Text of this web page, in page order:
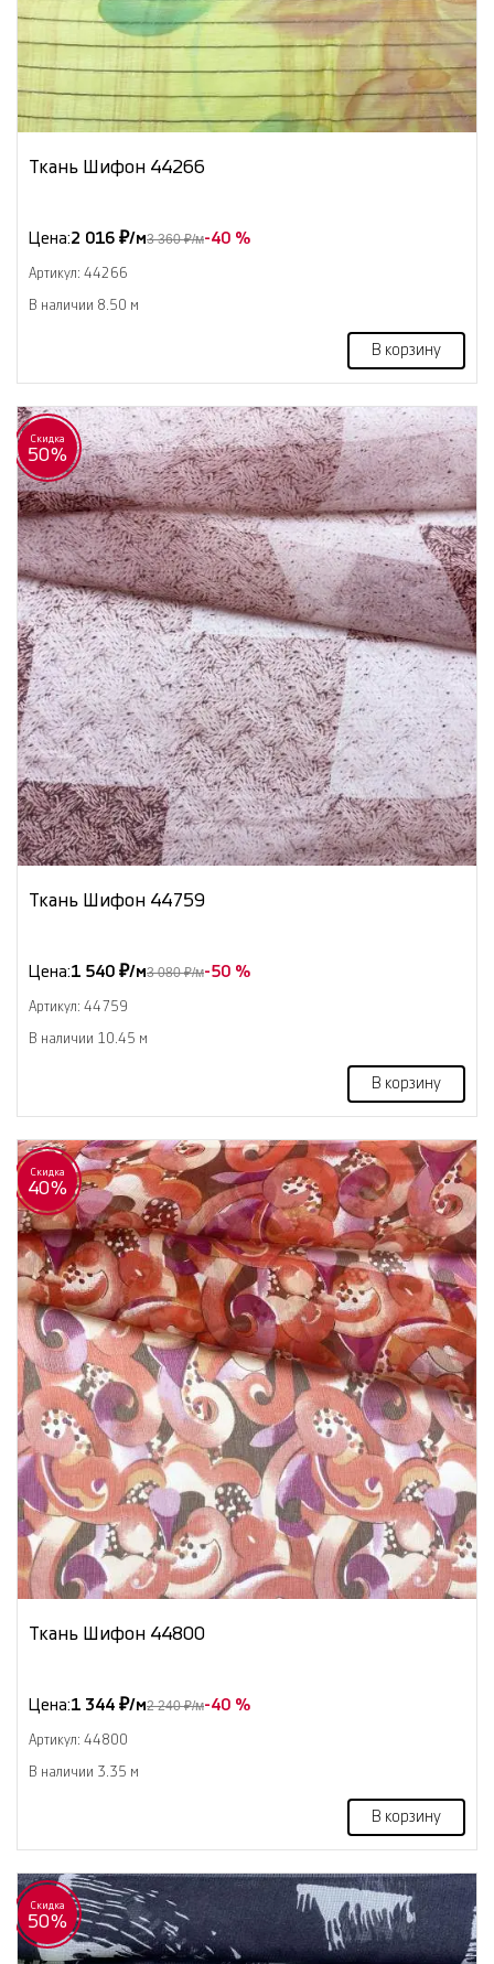
Ткань Шифон 44266
Цена:2 016 ₽/м3 360 ₽/м-40 %
Артикул: 44266
В наличии 8.50 м
В корзину
Скидка
50%
Ткань Шифон 44759
Цена:1 540 ₽/м3 080 ₽/м-50 %
Артикул: 44759
В наличии 10.45 м
В корзину
Скидка
40%
Ткань Шифон 44800
Цена:1 344 ₽/м2 240 ₽/м-40 %
Артикул: 44800
В наличии 3.35 м
В корзину
Скидка
50%